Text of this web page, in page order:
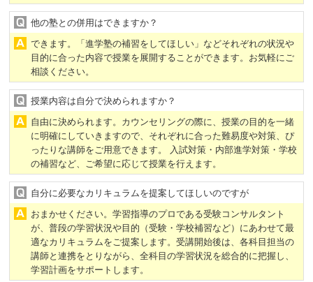
他の塾との併用はできますか？
できます。「進学塾の補習をしてほしい」などそれぞれの状況や
目的に合った内容で授業を展開することができます。お気軽にご
相談ください。
授業内容は自分で決められますか？
自由に決められます。カウンセリングの際に、授業の目的を一緒
に明確にしていきますので、それぞれに合った難易度や対策、ぴ
ったりな講師をご用意できます。 入試対策・内部進学対策・学校
の補習など、ご希望に応じて授業を行えます。
自分に必要なカリキュラムを提案してほしいのですが
おまかせください。学習指導のプロである受験コンサルタント
が、普段の学習状況や目的（受験・学校補習など）にあわせて最
適なカリキュラムをご提案します。受講開始後は、各科目担当の
講師と連携をとりながら、全科目の学習状況を総合的に把握し、
学習計画をサポートします。